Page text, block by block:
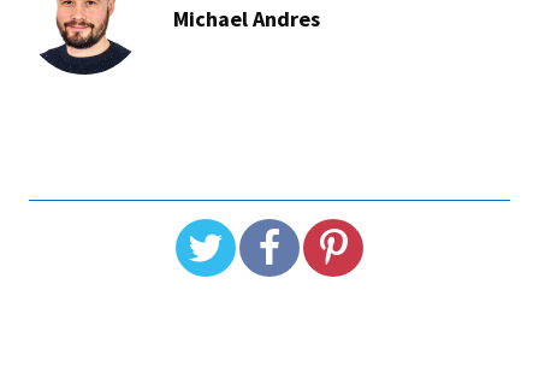
Michael Andres